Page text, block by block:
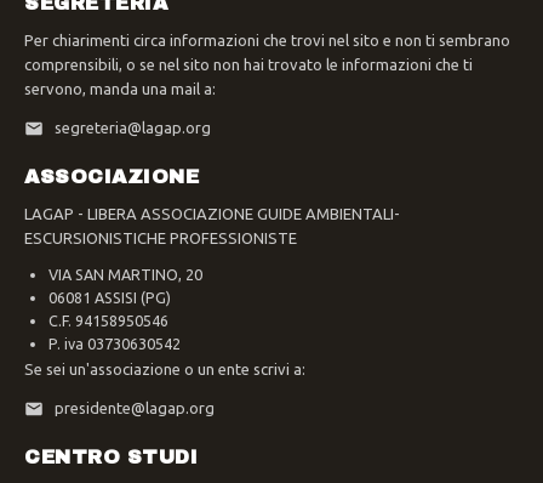
Per chiarimenti circa informazioni che trovi nel sito e non ti sembrano
comprensibili, o se nel sito non hai trovato le informazioni che ti
servono, manda una mail a:
segreteria@lagap.org
ASSOCIAZIONE
LAGAP - LIBERA ASSOCIAZIONE GUIDE AMBIENTALI-
ESCURSIONISTICHE PROFESSIONISTE
VIA SAN MARTINO, 20
06081 ASSISI (PG)
C.F. 94158950546
P. iva 03730630542
Se sei un'associazione o un ente scrivi a:
presidente@lagap.org
CENTRO STUDI